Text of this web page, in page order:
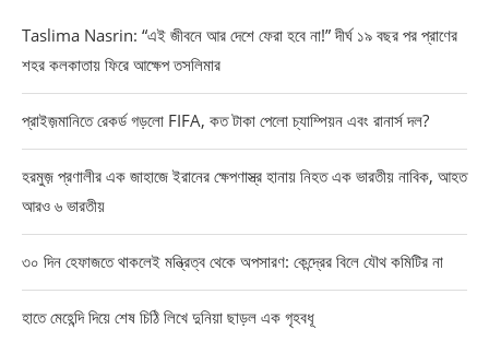
Taslima Nasrin: “এই জীবনে আর দেশে ফেরা হবে না!” দীর্ঘ ১৯ বছর পর প্রাণের
শহর কলকাতায় ফিরে আক্ষেপ তসলিমার
প্রাইজ়মানিতে রেকর্ড গড়লো FIFA, কত টাকা পেলো চ্যাম্পিয়ন এবং রানার্স দল?
হরমুজ় প্রণালীর এক জাহাজে ইরানের ক্ষেপণাস্ত্র হানায় নিহত এক ভারতীয় নাবিক, আহত
আরও ৬ ভারতীয়
৩০ দিন হেফাজতে থাকলেই মন্ত্রিত্ব থেকে অপসারণ: কেন্দ্রের বিলে যৌথ কমিটির না
হাতে মেহেন্দি দিয়ে শেষ চিঠি লিখে দুনিয়া ছাড়ল এক গৃহবধূ